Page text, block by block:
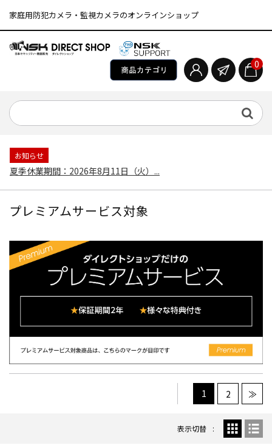
家庭用防犯カメラ・監視カメラのオンラインショップ
0
お知らせ
夏季休業期間：2026年8月11日（火）...
プレミアムサービス対象
1 2 ≫
表示切替